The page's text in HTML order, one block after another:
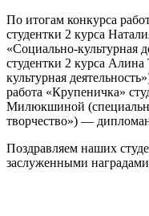
По итогам конкурса
студентки 2 курса
«Социально-культурная
студентки 2 курса
культурная
работа «Крупеничка»
Милюкшиной
творчество») —
Поздравляем наших
заслуженными